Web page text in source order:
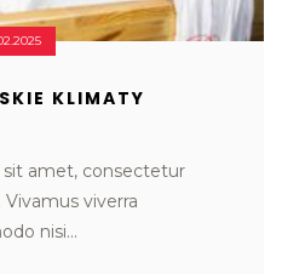
KLIMATY
amet, consectetur
viverra
nisi...